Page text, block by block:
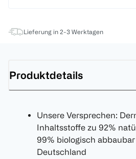
Lieferung in 2-3 Werktagen
Produktdetails
Unsere Versprechen:
Inhaltsstoffe zu 92%
99% biologisch
Deutschland